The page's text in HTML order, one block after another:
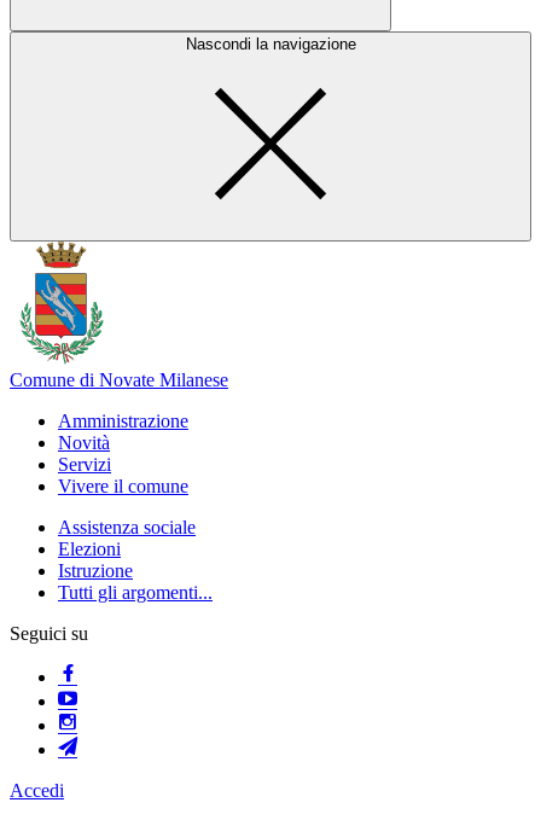
Nascondi la navigazione
Comune di Novate Milanese
Amministrazione
Novità
Servizi
Vivere il comune
Assistenza sociale
Elezioni
Istruzione
Tutti gli argomenti...
Seguici su
Accedi